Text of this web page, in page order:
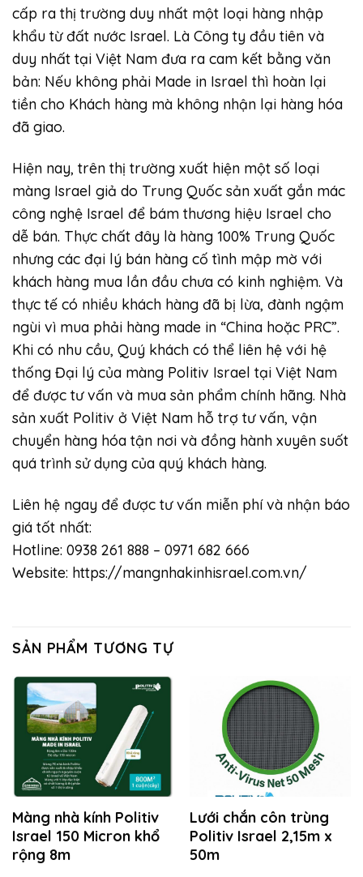
cấp ra thị trường duy nhất một loại hàng nhập
khẩu từ đất nước Israel. Là Công ty đầu tiên và
duy nhất tại Việt Nam đưa ra cam kết bằng văn
bản: Nếu không phải Made in Israel thì hoàn lại
tiền cho Khách hàng mà không nhận lại hàng hóa
đã giao.
Hiện nay, trên thị trường xuất hiện một số loại
màng Israel giả do Trung Quốc sản xuất gắn mác
công nghệ Israel để bám thương hiệu Israel cho
dễ bán. Thực chất đây là hàng 100% Trung Quốc
nhưng các đại lý bán hàng cố tình mập mờ với
khách hàng mua lần đầu chưa có kinh nghiệm. Và
thực tế có nhiều khách hàng đã bị lừa, đành ngậm
ngùi vì mua phải hàng made in “China hoặc PRC”.
Khi có nhu cầu, Quý khách có thể liên hệ với hệ
thống Đại lý của màng Politiv Israel tại Việt Nam
để được tư vấn và mua sản phẩm chính hãng. Nhà
sản xuất Politiv ở Việt Nam hỗ trợ tư vấn, vận
chuyển hàng hóa tận nơi và đồng hành xuyên suốt
quá trình sử dụng của quý khách hàng.
Liên hệ ngay để được tư vấn miễn phí và nhận báo
giá tốt nhất:
Hotline: 0938 261 888 – 0971 682 666
Website: https://mangnhakinhisrael.com.vn/
SẢN PHẨM TƯƠNG TỰ
Màng nhà kính Politiv
Israel 150 Micron khổ
rộng 8m
Lưới chắn côn trùng
Politiv Israel 2,15m x
50m